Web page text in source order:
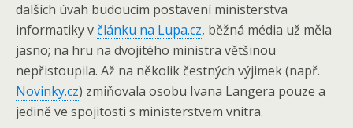
dalších úvah budoucím postavení ministerstva
informatiky v článku na Lupa.cz, běžná média už měla
jasno; na hru na dvojitého ministra většinou
nepřistoupila. Až na několik čestných výjimek (např.
Novinky.cz) zmiňovala osobu Ivana Langera pouze a
jedině ve spojitosti s ministerstvem vnitra.